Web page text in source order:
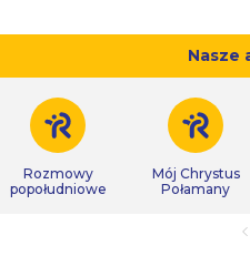
Nasze
Rozmowy
popołudniowe
Mój Chrystus
Połamany